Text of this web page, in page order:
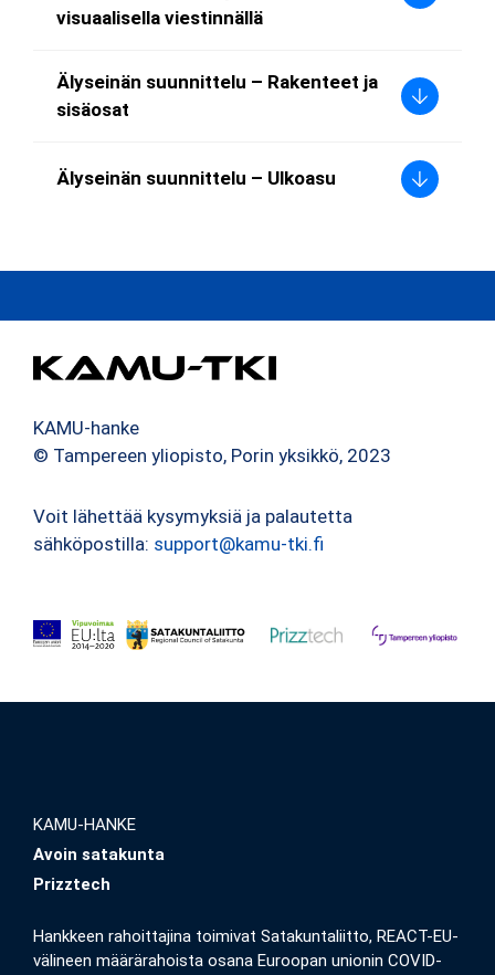
visuaalisella viestinnällä
Älyseinän suunnittelu – Rakenteet ja
sisäosat
Älyseinän suunnittelu – Ulkoasu
KAMU-hanke
© Tampereen yliopisto, Porin yksikkö, 2023
Voit lähettää kysymyksiä ja palautetta
sähköpostilla: support@kamu-tki.fi
KAMU-HANKE
Avoin satakunta
Prizztech
Hankkeen rahoittajina toimivat Satakuntaliitto, REACT-EU-
välineen määrärahoista osana Euroopan unionin COVID-